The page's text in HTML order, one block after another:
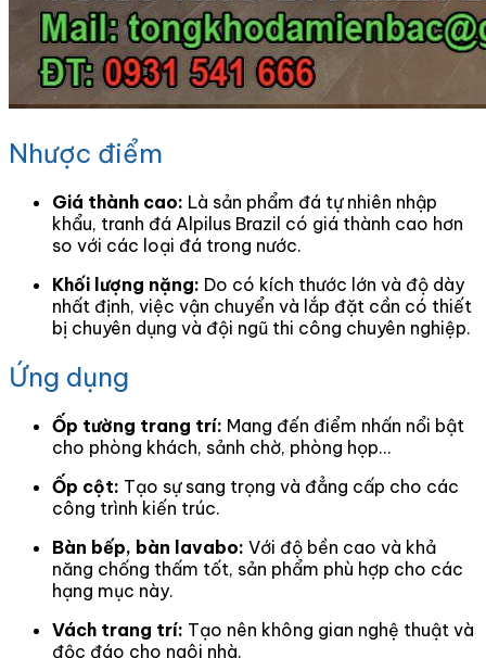
Nhược điểm
Giá thành cao: Là sản phẩm đá tự nhiên nhập
khẩu, tranh đá Alpilus Brazil có giá thành cao hơn
so với các loại đá trong nước.
Khối lượng nặng: Do có kích thước lớn và độ dày
nhất định, việc vận chuyển và lắp đặt cần có thiết
bị chuyên dụng và đội ngũ thi công chuyên nghiệp.
Ứng dụng
Ốp tường trang trí: Mang đến điểm nhấn nổi bật
cho phòng khách, sảnh chờ, phòng họp…
Ốp cột: Tạo sự sang trọng và đẳng cấp cho các
công trình kiến trúc.
Bàn bếp, bàn lavabo: Với độ bền cao và khả
năng chống thấm tốt, sản phẩm phù hợp cho các
hạng mục này.
Vách trang trí: Tạo nên không gian nghệ thuật và
độc đáo cho ngôi nhà.